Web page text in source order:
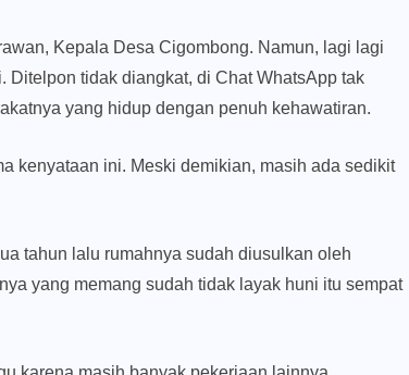
Kepala Desa Cigombong. Namun, lagi lagi
tidak diangkat, di Chat WhatsApp tak
yang hidup dengan penuh kehawatiran.
kenyataan ini. Meski demikian, masih ada sedikit
tahun lalu rumahnya sudah diusulkan oleh
yang memang sudah tidak layak huni itu sempat